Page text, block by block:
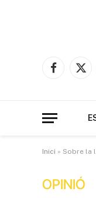
Facebook
X
Inici » Sobre la
OPINIÓ